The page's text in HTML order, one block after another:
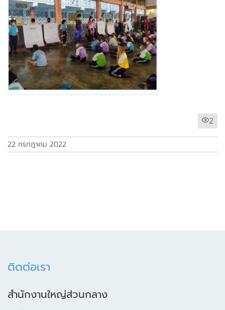
2
22 กรกฎาคม 2022
ติดต่อเรา
สำนักงานใหญ่ส่วนกลาง